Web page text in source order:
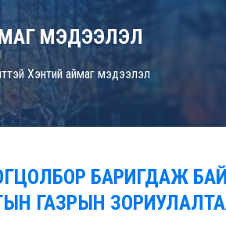
МЭДЭЭЛЭЛ
Хэнтий аймаг мэдээлэл
БАРИГДАЖ
ГАЗРЫН